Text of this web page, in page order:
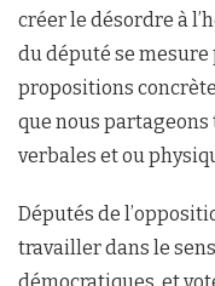
créer le désordre à
du député se
propositions
que nous partageons
verbales et ou
Députés de
travailler dans le